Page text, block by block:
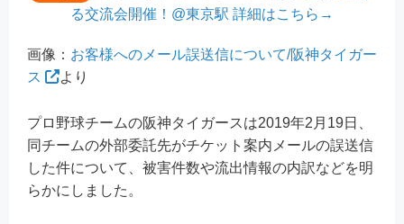
る交流会開催！@東京駅 詳細はこちら→
画像： お客様へのメール誤送信について/阪神タイガー
ス
より
プロ野球チームの阪神タイガースは2019年2月19日、
同チームの外部委託先がチケット案内メールの誤送信
した件について、被害件数や流出情報の内訳などを明
らかにしました。